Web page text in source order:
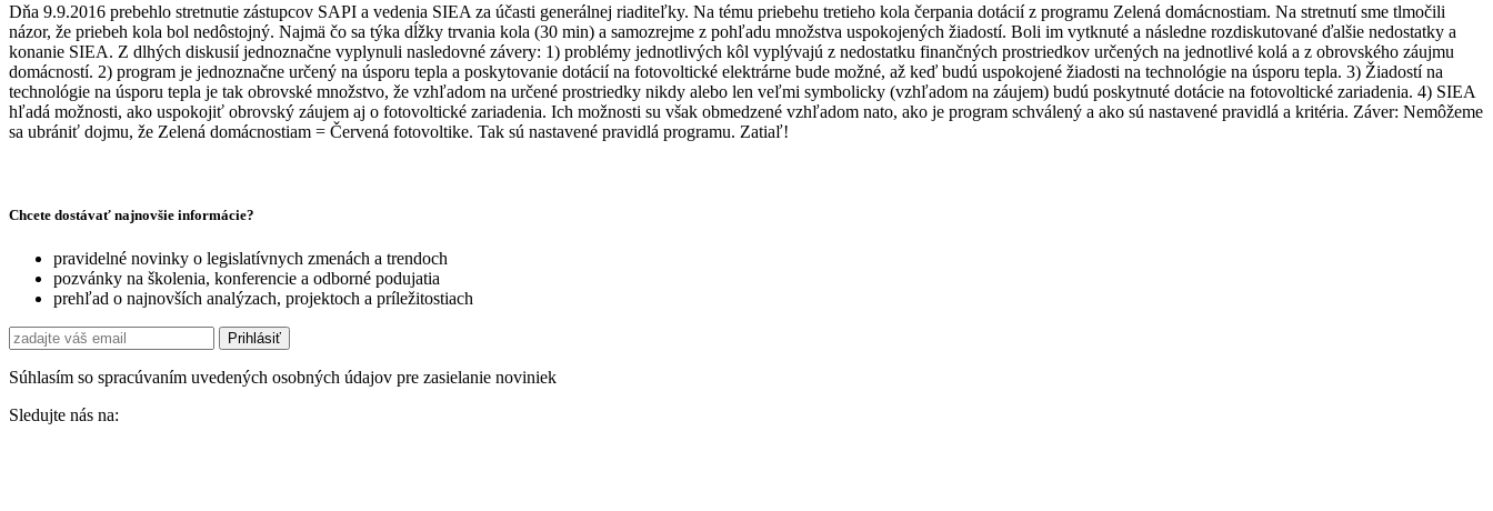
Dňa 9.9.2016 prebehlo stretnutie zástupcov SAPI a vedenia SIEA za účasti generálnej riaditeľky. Na tému priebehu tretieho kola čerpania dotácií z programu Zelená domácnostiam. Na stretnutí sme tlmočili
názor, že priebeh kola bol nedôstojný. Najmä čo sa týka dĺžky trvania kola (30 min) a samozrejme z pohľadu množstva uspokojených žiadostí. Boli im vytknuté a následne rozdiskutované ďalšie nedostatky a
konanie SIEA. Z dlhých diskusií jednoznačne vyplynuli nasledovné závery: 1) problémy jednotlivých kôl vyplývajú z nedostatku finančných prostriedkov určených na jednotlivé kolá a z obrovského záujmu
domácností. 2) program je jednoznačne určený na úsporu tepla a poskytovanie dotácií na fotovoltické elektrárne bude možné, až keď budú uspokojené žiadosti na technológie na úsporu tepla. 3) Žiadostí na
technológie na úsporu tepla je tak obrovské množstvo, že vzhľadom na určené prostriedky nikdy alebo len veľmi symbolicky (vzhľadom na záujem) budú poskytnuté dotácie na fotovoltické zariadenia. 4) SIEA
hľadá možnosti, ako uspokojiť obrovský záujem aj o fotovoltické zariadenia. Ich možnosti su však obmedzené vzhľadom nato, ako je program schválený a ako sú nastavené pravidlá a kritéria. Záver: Nemôžeme
sa ubrániť dojmu, že Zelená domácnostiam = Červená fotovoltike. Tak sú nastavené pravidlá programu. Zatiaľ!
Chcete dostávať najnovšie informácie?
pravidelné novinky o legislatívnych zmenách a trendoch
pozvánky na školenia, konferencie a odborné podujatia
prehľad o najnovších analýzach, projektoch a príležitostiach
Súhlasím so spracúvaním uvedených osobných údajov pre zasielanie noviniek
Sledujte nás na: